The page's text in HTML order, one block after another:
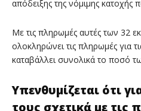
απόδειξης της νόμιμης
Με τις πληρωμές αυτές των 32
ολοκληρώνει τις πληρωμές για
καταβάλλει συνολικά το ποσό
Υπενθυμίζεται ότι
τους σχετικά με τις